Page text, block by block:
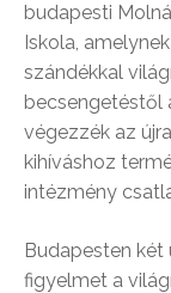
budapesti
Iskola,
szándékkal
becsengetéstől
végezzék az
kihíváshoz
intézmény
Budapesten
figyelmet a